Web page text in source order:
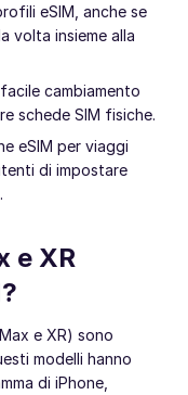
eSIM, anche se
volta insieme alla
cambiamento
schede SIM fisiche.
eSIM per viaggi
di impostare
e XR
e XR) sono
modelli hanno
di iPhone,